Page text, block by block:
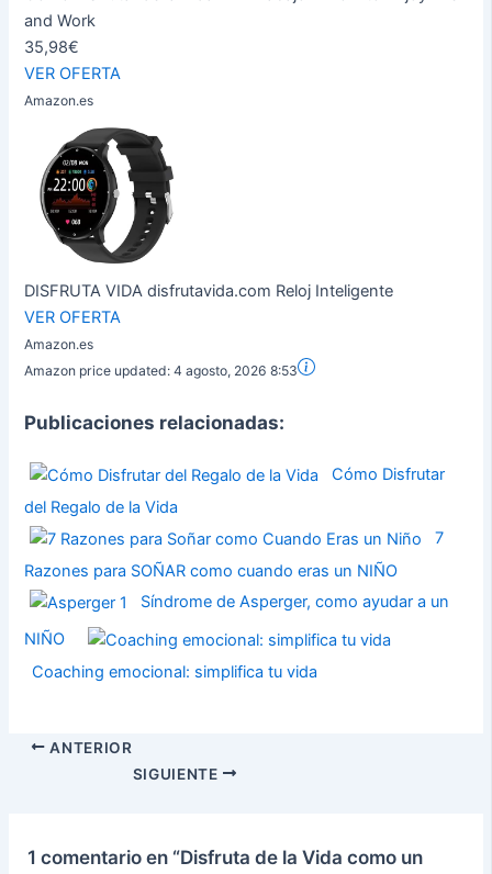
and Work
35,98€
VER OFERTA
Amazon.es
DISFRUTA VIDA disfrutavida.com Reloj Inteligente
VER OFERTA
Amazon.es
Amazon price updated:4 agosto, 2026 8:53
Publicaciones relacionadas:
Cómo Disfrutar
del Regalo de la Vida
7
Razones para SOÑAR como cuando eras un NIÑO
Síndrome de Asperger, como ayudar a un
NIÑO
Coaching emocional: simplifica tu vida
ANTERIOR
SIGUIENTE
1 comentario en “Disfruta de la Vida como un